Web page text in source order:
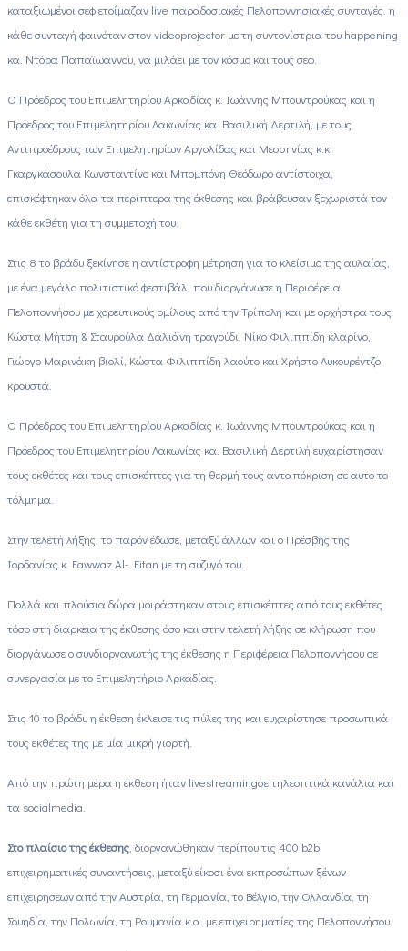
καταξιωμένοι σεφ ετοίμαζαν live παραδοσιακές Πελοποννησιακές συνταγές, η
κάθε συνταγή φαινόταν στονvideoprojector με τη συντονίστρια του happening
κα. Ντόρα Παπαϊωάννου, να μιλάει με τον κόσμο και τους σεφ.
Ο Πρόεδρος του Επιμελητηρίου Αρκαδίας κ. Ιωάννης Μπουντρούκας και η
Πρόεδρος του Επιμελητηρίου Λακωνίας κα. Βασιλική Δερτιλή, με τους
Αντιπροέδρους των Επιμελητηρίων Αργολίδας και Μεσσηνίας κ.κ.
Γκαργκάσουλα Κωνσταντίνο και Μπομπόνη Θεόδωρο αντίστοιχα,
επισκέφτηκαν όλα τα περίπτερα της έκθεσης και βράβευσαν ξεχωριστά τον
κάθε εκθέτη για τη συμμετοχή του.
Στις 8 το βράδυ ξεκίνησε η αντίστροφη μέτρηση για το κλείσιμο της αυλαίας,
με ένα μεγάλο πολιτιστικό φεστιβάλ, που διοργάνωσε η Περιφέρεια
Πελοποννήσου με χορευτικούς ομίλους από την Τρίπολη και με ορχήστρα τους:
Κώστα Μήτση & Σταυρούλα Δαλιάνη τραγούδι, Νίκο Φιλιππίδη κλαρίνο,
Γιώργο Μαρινάκη βιολί, Κώστα Φιλιππίδη λαούτο και Χρήστο Λυκουρέντζο
κρουστά.
Ο Πρόεδρος του Επιμελητηρίου Αρκαδίας κ. Ιωάννης Μπουντρούκας και η
Πρόεδρος του Επιμελητηρίου Λακωνίας κα. Βασιλική Δερτιλή ευχαρίστησαν
τους εκθέτες και τους επισκέπτες για τη θερμή τους ανταπόκριση σε αυτό το
τόλμημα.
Στην τελετή λήξης, το παρόν έδωσε, μεταξύ άλλων και ο Πρέσβης της
Ιορδανίας κ. Fawwaz Al- Eitan με τη σύζυγό του.
Πολλά και πλούσια δώρα μοιράστηκαν στους επισκέπτες από τους εκθέτες
τόσο στη διάρκεια της έκθεσης όσο και στην τελετή λήξης σε κλήρωση που
διοργάνωσε ο συνδιοργανωτής της έκθεσης η Περιφέρεια Πελοποννήσου σε
συνεργασία με το Επιμελητήριο Αρκαδίας.
Στις 10 το βράδυ η έκθεση έκλεισε τις πύλες της και ευχαρίστησε προσωπικά
τους εκθέτες της με μία μικρή γιορτή.
Από την πρώτη μέρα η έκθεση ήταν livestreamingσε τηλεοπτικά κανάλια και
τα socialmedia
Στο πλαίσιο της έκθεσης , διοργανώθηκαν περίπου τις 400 b2b
επιχειρηματικές συναντήσεις, μεταξύ είκοσι ένα εκπροσώπων ξένων
επιχειρήσεων από την Αυστρία, τη Γερμανία, το Βέλγιο, την Ολλανδία, τη
Σουηδία, την Πολωνία, τη Ρουμανία κ.α. με επιχειρηματίες της Πελοποννήσου.